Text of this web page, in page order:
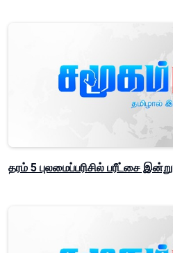
தரம் 5 புலமைப்பரிசில் பரீட்சை இன்று